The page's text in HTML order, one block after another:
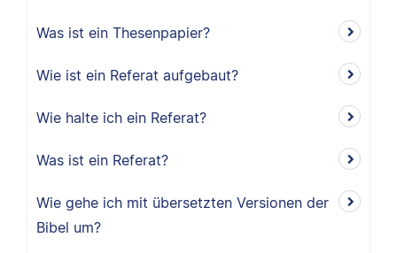
Was ist ein Thesenpapier?
Wie ist ein Referat aufgebaut?
Wie halte ich ein Referat?
Was ist ein Referat?
Wie gehe ich mit übersetzten Versionen der
Bibel um?